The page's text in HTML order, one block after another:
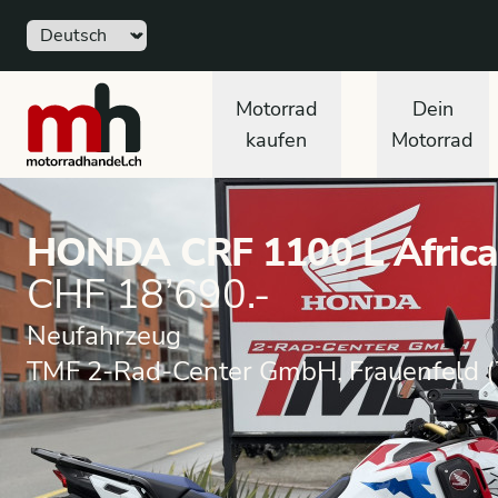
Sprache
motorradhandel.ch
Motorrad
kaufen
Dein
Motorrad
HONDA CRF 1100 L
CHF 18’690.-
Neufahrzeug
TMF 2-Rad-Center GmbH, Frauenfeld
Motorrad Neufahrzeug Enduro Motorrad